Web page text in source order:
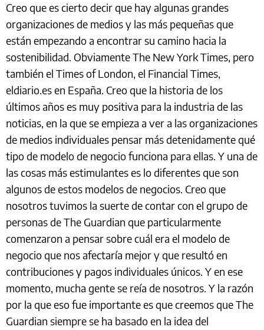
Creo que es cierto decir que hay algunas grandes
organizaciones de medios y las más pequeñas que
están empezando a encontrar su camino hacia la
sostenibilidad. Obviamente The New York Times, pero
también el Times of London, el Financial Times,
eldiario.es en España. Creo que la historia de los
últimos años es muy positiva para la industria de las
noticias, en la que se empieza a ver a las organizaciones
de medios individuales pensar más detenidamente qué
tipo de modelo de negocio funciona para ellas. Y una de
las cosas más estimulantes es lo diferentes que son
algunos de estos modelos de negocios. Creo que
nosotros tuvimos la suerte de contar con el grupo de
personas de The Guardian que particularmente
comenzaron a pensar sobre cuál era el modelo de
negocio que nos afectaría mejor y que resultó en
contribuciones y pagos individuales únicos. Y en ese
momento, mucha gente se reía de nosotros. Y la razón
por la que eso fue importante es que creemos que The
Guardian siempre se ha basado en la idea del